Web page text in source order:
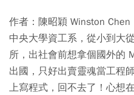
作者：陳昭穎 Winston Chen
中央大學資工系，從小到大
所，出社會前想拿個國外的
出國，只好出賣靈魂當工程
上寫程式，回不去了！心想